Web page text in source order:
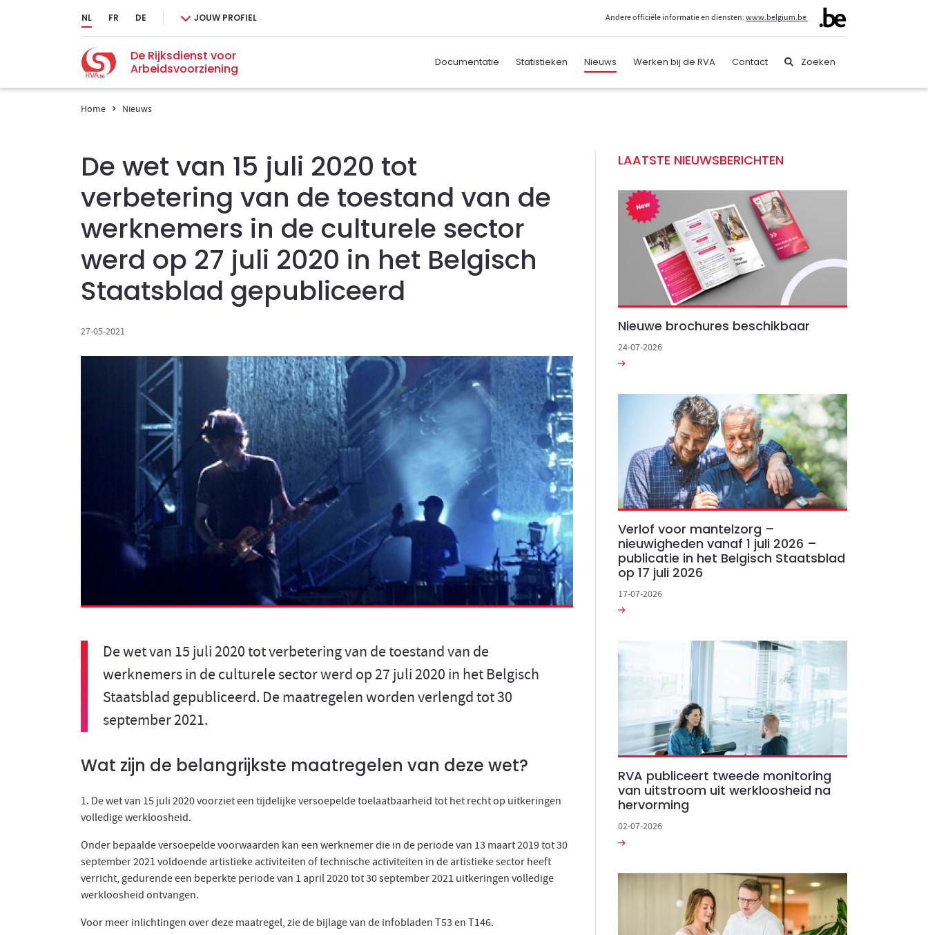
Ga onmiddellijk naar de inhoud
NL FR DE JOUW PROFIEL Andere officiële informatie en diensten:www.belgium.be
De Rijksdienst voor
Arbeidsvoorziening
Documentatie Statistieken Nieuws Werken bij de RVA Contact Zoeken
Home Nieuws
De wet van 15 juli 2020 tot
verbetering van de toestand van de
werknemers in de culturele sector
werd op 27 juli 2020 in het Belgisch
Staatsblad gepubliceerd
27-05-2021
De wet van 15 juli 2020 tot verbetering van de toestand van de
werknemers in de culturele sector werd op 27 juli 2020 in het Belgisch
Staatsblad gepubliceerd. De maatregelen worden verlengd tot 30
september 2021.
Wat zijn de belangrijkste maatregelen van deze wet?
1. De wet van 15 juli 2020 voorziet een tijdelijkeversoepelde toelaatbaarheid tot het recht op uitkeringen
volledige werkloosheid.
Onder bepaalde versoepelde voorwaarden kan een werknemer die in de periode van 13 maart 2019 tot 30
september 2021 voldoende artistieke activiteiten of technische activiteiten in de artistieke sector heeft
verricht, gedurende een beperkte periode van 1 april 2020 tot 30 september 2021 uitkeringen volledige
werkloosheid ontvangen.
Voor meer inlichtingen over deze maatregel, zie de bijlage van de infobladen T53 en T146.
LAATSTE NIEUWSBERICHTEN
Nieuwe brochures beschikbaar
24-07-2026
Verlof voor mantelzorg –
nieuwigheden vanaf 1 juli 2026 –
publicatie in het Belgisch Staatsblad
op 17 juli 2026
17-07-2026
RVA publiceert tweede monitoring
van uitstroom uit werkloosheid na
hervorming
02-07-2026